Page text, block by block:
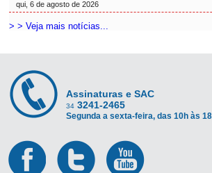
qui, 6 de agosto de 2026
> > Veja mais notícias...
Assinaturas e SAC
34 3241-2465
Segunda a sexta-feira, das 10h às